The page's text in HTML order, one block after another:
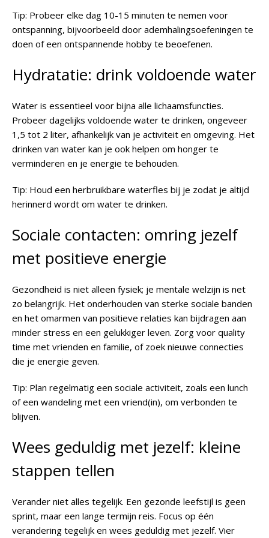
Tip: Probeer elke dag 10-15 minuten te nemen voor
ontspanning, bijvoorbeeld door ademhalingsoefeningen te
doen of een ontspannende hobby te beoefenen.
Hydratatie: drink voldoende water
Water is essentieel voor bijna alle lichaamsfuncties.
Probeer dagelijks voldoende water te drinken, ongeveer
1,5 tot 2 liter, afhankelijk van je activiteit en omgeving. Het
drinken van water kan je ook helpen om honger te
verminderen en je energie te behouden.
Tip: Houd een herbruikbare waterfles bij je zodat je altijd
herinnerd wordt om water te drinken.
Sociale contacten: omring jezelf
met positieve energie
Gezondheid is niet alleen fysiek; je mentale welzijn is net
zo belangrijk. Het onderhouden van sterke sociale banden
en het omarmen van positieve relaties kan bijdragen aan
minder stress en een gelukkiger leven. Zorg voor quality
time met vrienden en familie, of zoek nieuwe connecties
die je energie geven.
Tip: Plan regelmatig een sociale activiteit, zoals een lunch
of een wandeling met een vriend(in), om verbonden te
blijven.
Wees geduldig met jezelf: kleine
stappen tellen
Verander niet alles tegelijk. Een gezonde leefstijl is geen
sprint, maar een lange termijn reis. Focus op één
verandering tegelijk en wees geduldig met jezelf. Vier